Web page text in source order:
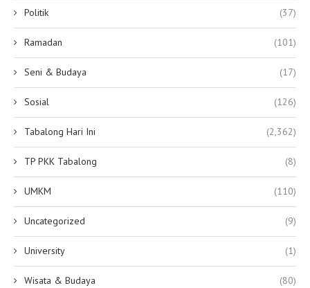
Politik (37)
Ramadan (101)
Seni & Budaya (17)
Sosial (126)
Tabalong Hari Ini (2,362)
TP PKK Tabalong (8)
UMKM (110)
Uncategorized (9)
University (1)
Wisata & Budaya (80)